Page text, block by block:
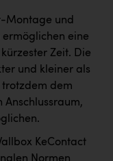
Montage und
eine
Zeit. Die
und kleiner als
dem
Anschlussraum,
KeContact